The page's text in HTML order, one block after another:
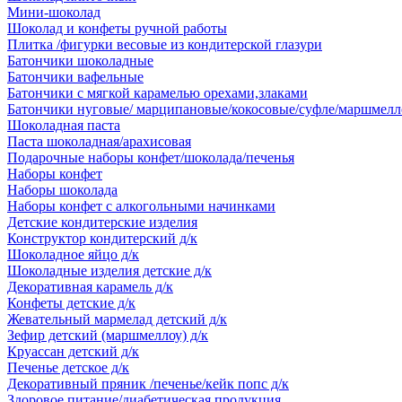
Мини-шоколад
Шоколад и конфеты ручной работы
Плитка /фигурки весовые из кондитерской глазури
Батончики шоколадные
Батончики вафельные
Батончики с мягкой карамелью орехами,злаками
Батончики нуговые/ марципановые/кокосовые/суфле/
Шоколадная паста
Паста шоколадная/арахисовая
Подарочные наборы конфет/шоколада/печенья
Наборы конфет
Наборы шоколада
Наборы конфет с алкогольными начинками
Детские кондитерские изделия
Конструктор кондитерский д/к
Шоколадное яйцо д/к
Шоколадные изделия детские д/к
Декоративная карамель д/к
Конфеты детские д/к
Жевательный мармелад детский д/к
Зефир детский (маршмеллоу) д/к
Круассан детский д/к
Печенье детское д/к
Декоративный пряник /печенье/кейк попс д/к